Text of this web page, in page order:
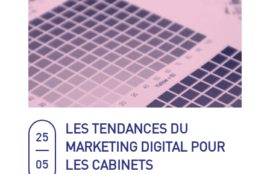
25
05
LES TENDANCES DU
MARKETING DIGITAL POUR
LES CABINETS